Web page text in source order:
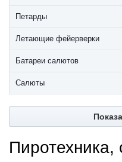
Петарды
Летающие фейерверки
Батареи салютов
Салюты